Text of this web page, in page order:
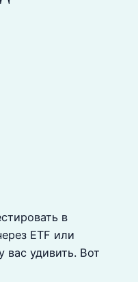
в
ETF или
удивить. Вот